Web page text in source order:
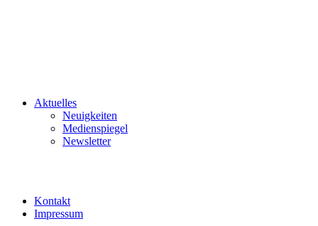
Aktuelles
Neuigkeiten
Medienspiegel
Newsletter
Kontakt
Impressum